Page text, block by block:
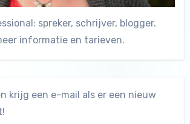
spreker, schrijver, blogger.
informatie en tarieven.
krijg een e-mail als er een nieuw